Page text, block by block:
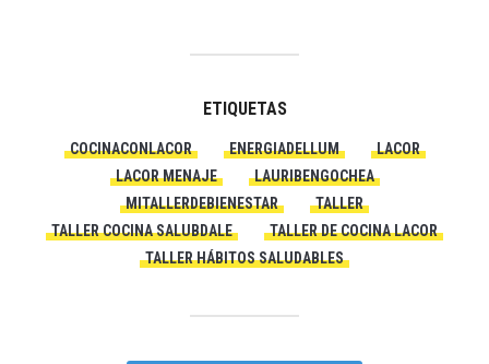
ETIQUETAS
COCINACONLACOR ENERGIADELLUM
LACOR
LACOR MENAJE
LAURIBENGOCHEA
MITALLERDEBIENESTAR
TALLER
TALLER COCINA SALUBDALE
TALLER DE COCINA LACOR
TALLER HÁBITOS SALUDABLES